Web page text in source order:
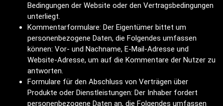
Bedingungen der Website oder den Vertragsbedingungen
unterliegt.
Kommentarformulare: Der Eigentümer bittet um
personenbezogene Daten, die Folgendes umfassen
können: Vor- und Nachname, E-Mail-Adresse und
Website-Adresse, um auf die Kommentare der Nutzer zu
antworten.
Formulare für den Abschluss von Verträgen über
Produkte oder Dienstleistungen: Der Inhaber fordert
personenbezogene Daten an, die Folgendes umfassen